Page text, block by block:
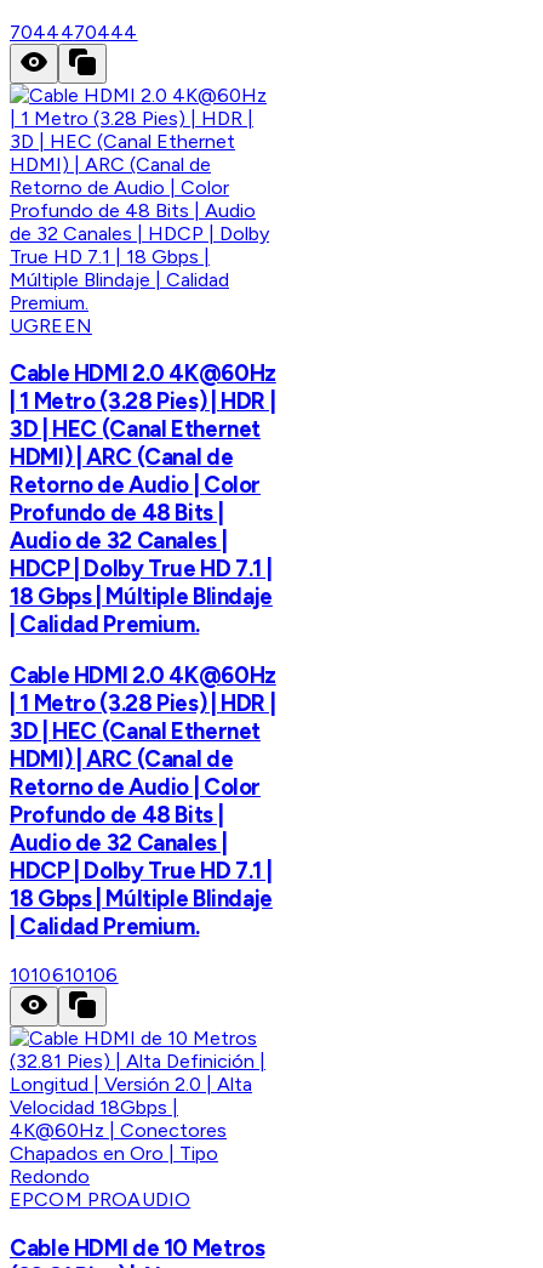
7044470444
UGREEN
Cable HDMI 2.0 4K@60Hz
| 1 Metro (3.28 Pies) | HDR |
3D | HEC (Canal Ethernet
HDMI) | ARC (Canal de
Retorno de Audio | Color
Profundo de 48 Bits |
Audio de 32 Canales |
HDCP | Dolby True HD 7.1 |
18 Gbps | Múltiple Blindaje
| Calidad Premium.
Cable HDMI 2.0 4K@60Hz
| 1 Metro (3.28 Pies) | HDR |
3D | HEC (Canal Ethernet
HDMI) | ARC (Canal de
Retorno de Audio | Color
Profundo de 48 Bits |
Audio de 32 Canales |
HDCP | Dolby True HD 7.1 |
18 Gbps | Múltiple Blindaje
| Calidad Premium.
1010610106
EPCOM PROAUDIO
Cable HDMI de 10 Metros